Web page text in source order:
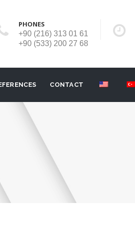
PHONES
+90 (216) 313 01 61
+90 (533) 200 27 68
CONTACT